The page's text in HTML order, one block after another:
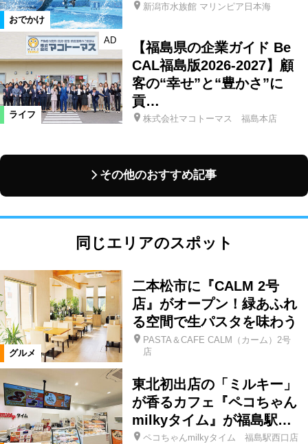
おでかけ
新潟市水族館 マリンピア日本海
ライフ
AD
【福島県の企業ガイド Be
CAL福島版2026-2027】顧
客の“幸せ”と“豊かさ”に
貢…
株式会社マコトーマス 福島本店
その他のおすすめ記事
同じエリアのスポット
グルメ
二本松市に『CALM 2号
店』がオープン！緑あふれ
る空間で生パスタを味わう
PASTA＆CAFE CALM（カーム）2号
店
東北初出店の「ミルキー」
が香るカフェ『ペコちゃん
milkyタイム』が福島駅…
ペコちゃんmilkyタイム 福島駅西口店